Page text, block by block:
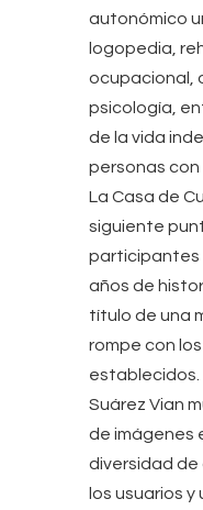
autonómico
logopedia,
ocupacional,
psicología,
de la vida
personas
La Casa de
siguiente
participantes
años de
título de una
rompe con
establecidos.
Suárez Vian
de imágenes
diversidad de
los usuarios